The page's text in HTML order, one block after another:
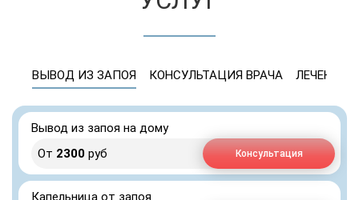
ВЫВОД ИЗ ЗАПОЯ КОНСУЛЬТАЦИЯ ВРАЧА ЛЕЧЕНИЕ
Вывод из запоя на дому
От 2300 руб Консультация
Капельница от запоя